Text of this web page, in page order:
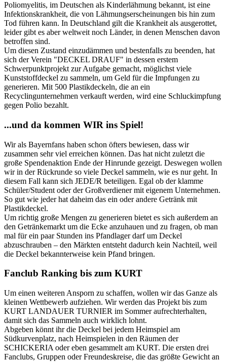
Poliomyelitis, im Deutschen als Kinderlähmung bekannt, ist eine
Infektionskrankheit, die von Lähmungserscheinungen bis hin zum
Tod führen kann. In Deutschland gilt die Krankheit als ausgerottet,
leider gibt es aber weltweit noch Länder, in denen Menschen davon
betroffen sind.
Um diesen Zustand einzudämmen und bestenfalls zu beenden, hat
sich der Verein "DECKEL DRAUF" in dessen erstem
Schwerpunktprojekt zur Aufgabe gemacht, möglichst viele
Kunststoffdeckel zu sammeln, um Geld für die Impfungen zu
generieren. Mit 500 Plastikdeckeln, die an ein
Recyclingunternehmen verkauft werden, wird eine Schluckimpfung
gegen Polio bezahlt.
...und da kommen WIR ins Spiel!
Wir als Bayernfans haben schon öfters bewiesen, dass wir
zusammen sehr viel erreichen können. Das hat nicht zuletzt die
große Spendenaktion Ende der Hinrunde gezeigt. Deswegen wollen
wir in der Rückrunde so viele Deckel sammeln, wie es nur geht. In
diesem Fall kann sich JEDE/R beteiligen. Egal ob der klamme
Schüler/Student oder der Großverdiener mit eigenem Unternehmen.
So gut wie jeder hat daheim das ein oder andere Getränk mit
Plastikdeckel.
Um richtig große Mengen zu generieren bietet es sich außerdem an
den Getränkemarkt um die Ecke anzuhauen und zu fragen, ob man
mal für ein paar Stunden ins Pfandlager darf um Deckel
abzuschrauben – den Märkten entsteht dadurch kein Nachteil, weil
die Deckel bekannterweise kein Pfand bringen.
Fanclub Ranking bis zum KURT
Um einen weiteren Ansporn zu schaffen, wollen wir das Ganze als
kleinen Wettbewerb aufziehen. Wir werden das Projekt bis zum
KURT LANDAUER TURNIER im Sommer aufrechterhalten,
damit sich das Sammeln auch wirklich lohnt.
Abgeben könnt ihr die Deckel bei jedem Heimspiel am
Südkurvenplatz, nach Heimspielen in den Räumen der
SCHICKERIA oder eben gesammelt am KURT. Die ersten drei
Fanclubs, Gruppen oder Freundeskreise, die das größte Gewicht an